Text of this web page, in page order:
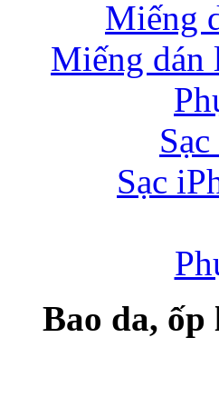
Bao da Samsung
Túi đựng iPad
Miếng
Miếng dán
Sạc
Bao da,